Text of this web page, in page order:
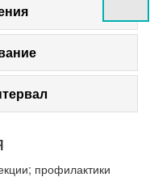
профилактики